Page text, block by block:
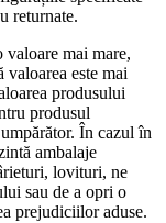
returnate.
valoare mai mare,
este mai
produsului
produsul
În cazul în
ambalaje
lovituri, ne
sau de a opri o
prejudiciilor aduse.